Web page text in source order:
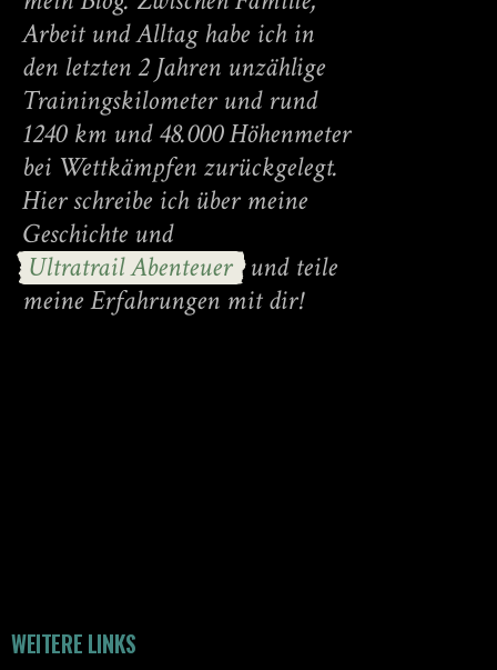
Arbeit und Alltag habe ich in
den letzten 2 Jahren unzählige
Trainingskilometer und rund
1240 km und 48.000 Höhenmeter
bei Wettkämpfen zurückgelegt.
Hier schreibe ich über meine
Geschichte und
Ultratrail Abenteuer und teile
meine Erfahrungen mit dir!
WEITERE LINKS